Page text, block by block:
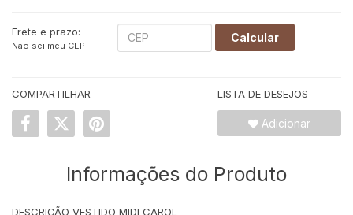
Frete e prazo:
Não sei meu CEP
Calcular
COMPARTILHAR LISTA DE DESEJOS
Adicionar
Informações do Produto
DESCRIÇÃO VESTIDO MIDI CAROL